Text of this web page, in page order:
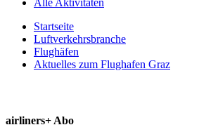
Startseite
Luftverkehrsbranche
Flughäfen
Aktuelles zum Flughafen Graz
airliners+ Abo